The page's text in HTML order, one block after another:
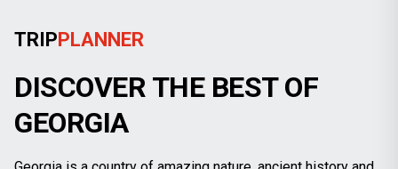
TRIPPLANNER
DISCOVER THE BEST OF
GEORGIA